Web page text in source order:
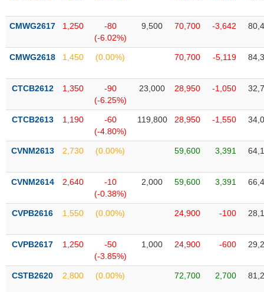
CMWG2617 1,250
-80
(-6.02%)
9,500 70,700 -3,642
CMWG2618 1,450 (0.00%) 70,700 -5,119
CTCB2612 1,350
-90
(-6.25%)
23,000 28,950 -1,050
CTCB2613 1,190
-60
(-4.80%)
119,800 28,950 -1,550
CVNM2613 2,730 (0.00%) 59,600 3,391
CVNM2614 2,640
-10
(-0.38%)
2,000 59,600 3,391
CVPB2616 1,550 (0.00%) 24,900 -100
CVPB2617 1,250
-50
(-3.85%)
1,000 24,900 -600
CSTB2620 2,800 (0.00%) 72,700 2,700
TIỆN
ÍCH
BẤT
SẢN
Mã
chứng
(-)
Cổ phiếu Chỉ số
đạo
(-)
Tất cả Người nội bộ Người liên quan Cổ đông lớn